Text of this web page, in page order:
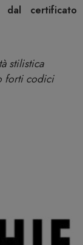
certificato
stilistica
forti codici